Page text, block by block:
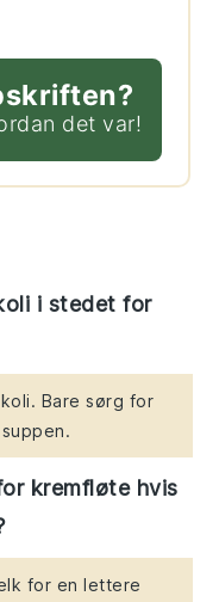
det var!
i stedet for
Bare sørg for
kremfløte hvis
for en lettere